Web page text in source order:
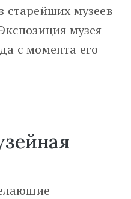
старейших музеев
музея
с момента его